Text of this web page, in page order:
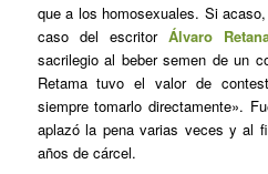
que a los homosexuales. Si
caso del escritor Álvaro
sacrilegio al beber semen de un
Retama tuvo el valor de
siempre tomarlo directamente».
aplazó la pena varias veces y al
años de cárcel.